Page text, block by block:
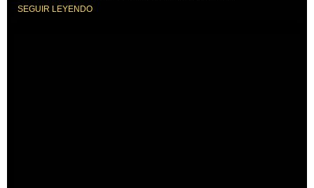
SEGUIR LEYENDO